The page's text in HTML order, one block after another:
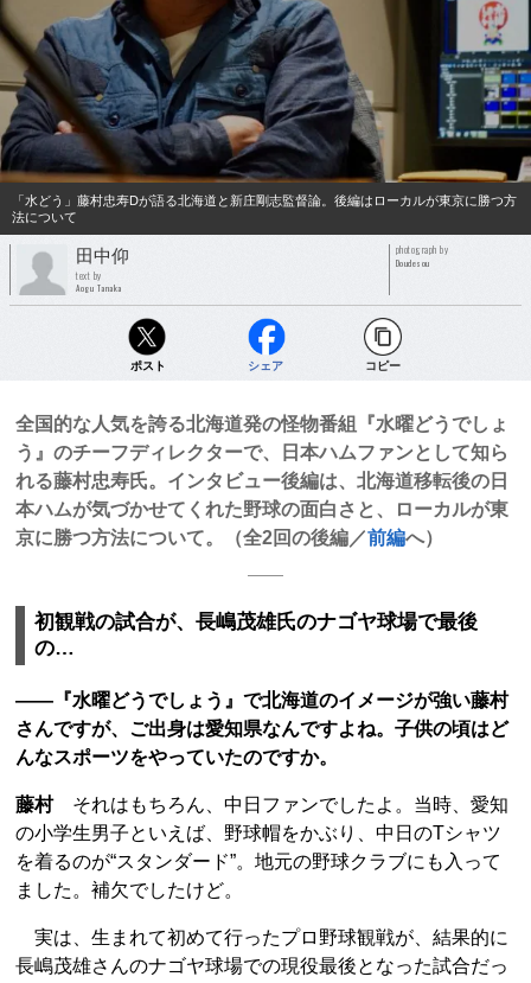
「水どう」藤村忠寿Dが語る北海道と新庄剛志監督論。後編はローカルが東京に勝つ方
法について
田中仰
text by
Aogu Tanaka
photograph by
Doudesou
ポスト シェア コピー
全国的な人気を誇る北海道発の怪物番組『水曜どうでしょ
う』のチーフディレクターで、日本ハムファンとして知ら
れる藤村忠寿氏。インタビュー後編は、北海道移転後の日
本ハムが気づかせてくれた野球の面白さと、ローカルが東
京に勝つ方法について。（全2回の後編／前編へ）
初観戦の試合が、長嶋茂雄氏のナゴヤ球場で最後
の…
――『水曜どうでしょう』で北海道のイメージが強い藤村
さんですが、ご出身は愛知県なんですよね。子供の頃はど
んなスポーツをやっていたのですか。
藤村それはもちろん、中日ファンでしたよ。当時、愛知
の小学生男子といえば、野球帽をかぶり、中日のTシャツ
を着るのが“スタンダード”。地元の野球クラブにも入って
ました。補欠でしたけど。
実は、生まれて初めて行ったプロ野球観戦が、結果的に
長嶋茂雄さんのナゴヤ球場での現役最後となった試合だっ